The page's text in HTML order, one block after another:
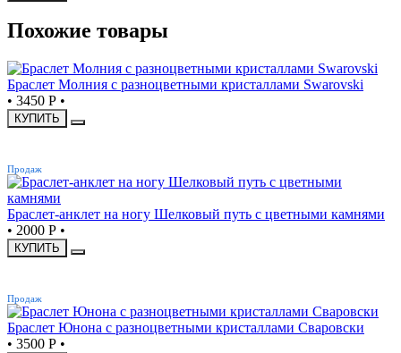
Похожие товары
Браслет Молния с разноцветными кристаллами Swarovski
• 3450 Р •
КУПИТЬ
Продаж
Браслет-анклет на ногу Шелковый путь с цветными камнями
• 2000 Р •
КУПИТЬ
Продаж
Браслет Юнона с разноцветными кристаллами Сваровски
• 3500 Р •